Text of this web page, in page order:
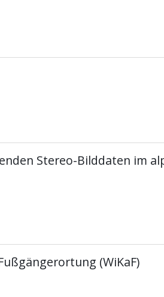
Stereo-Bilddaten im
(WiKaF)